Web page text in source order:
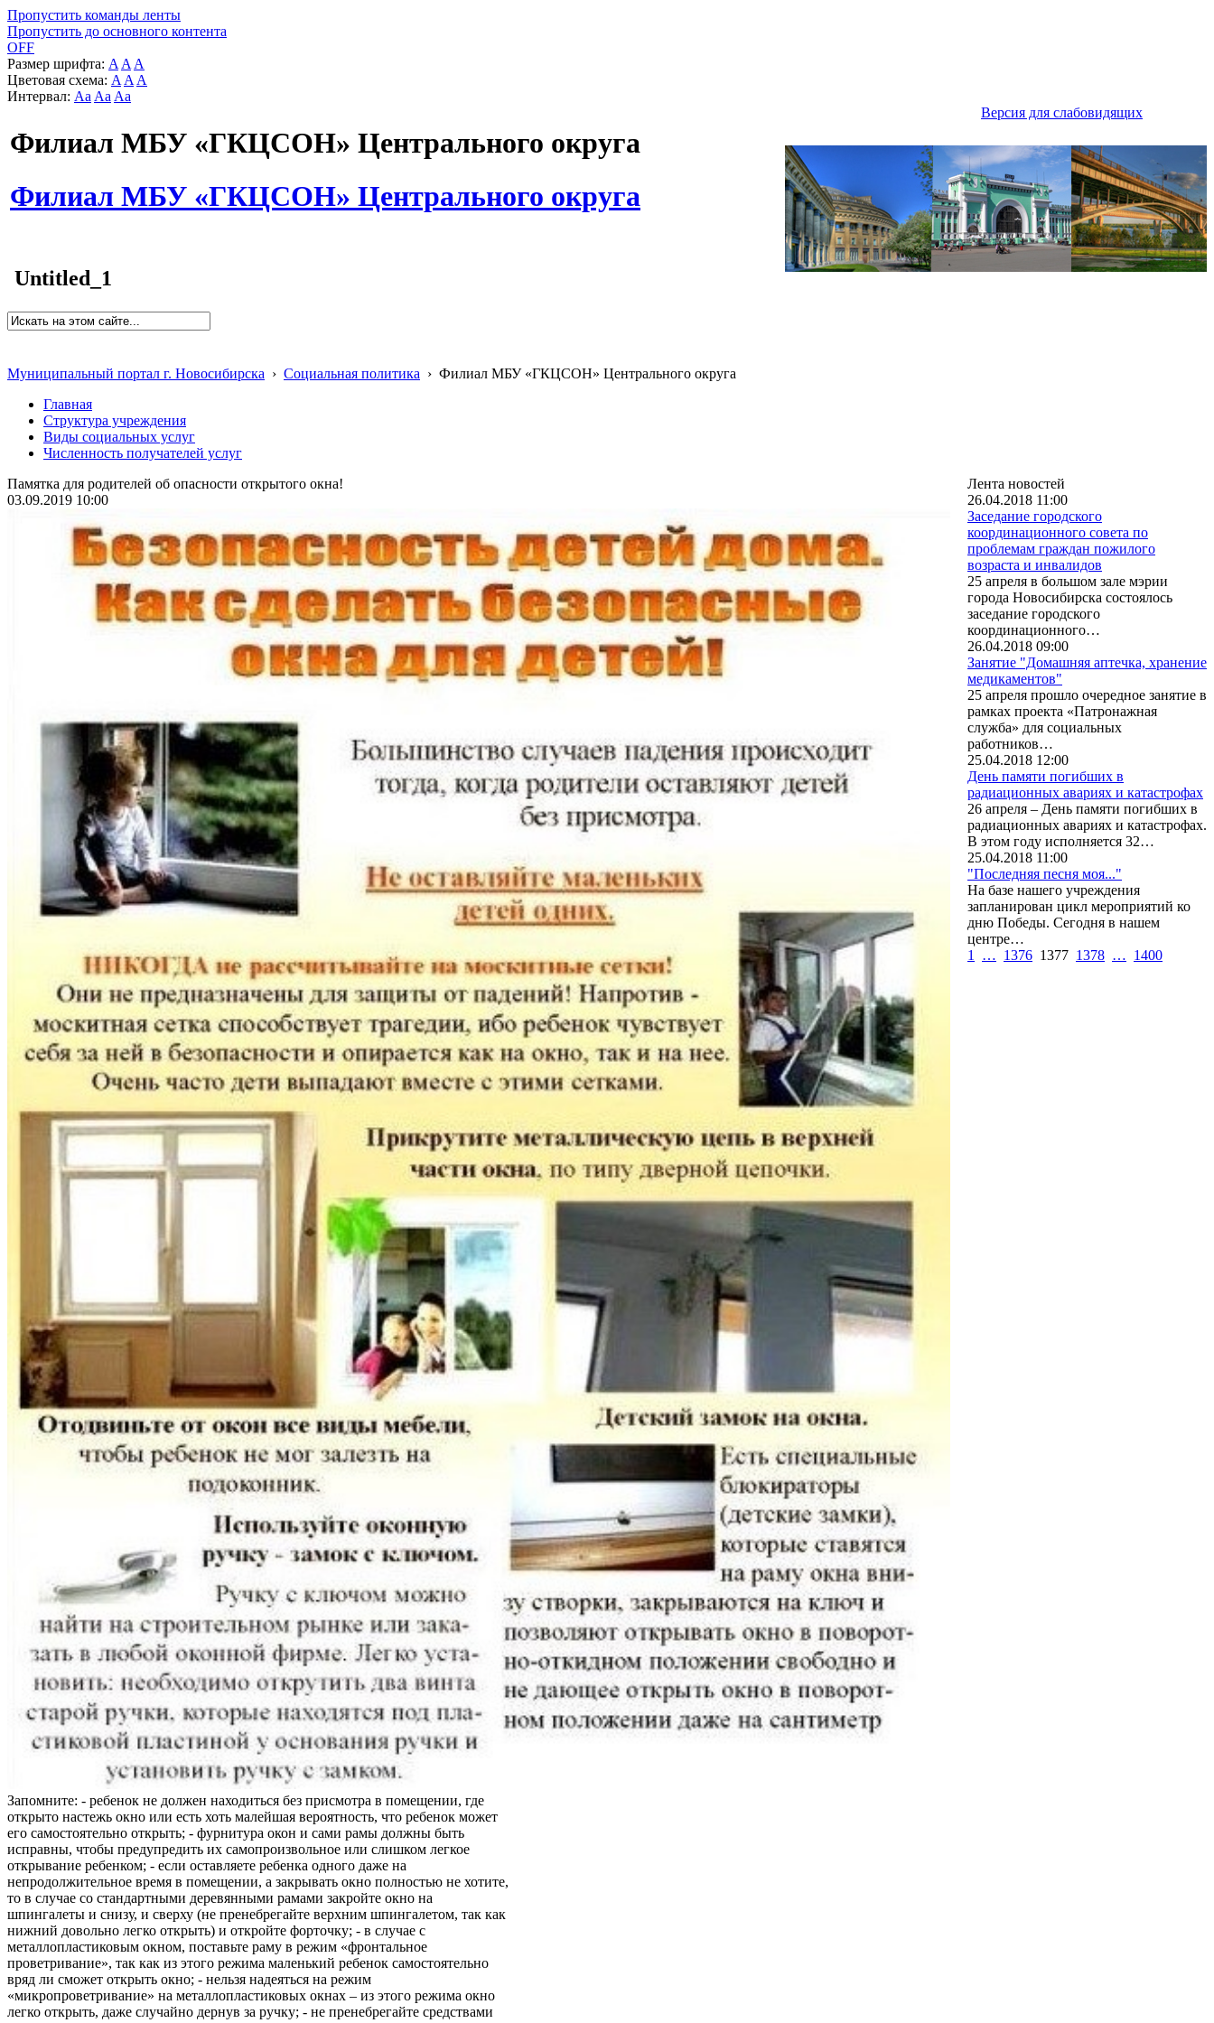
Пропустить команды ленты
Пропустить до основного контента
OFF
Размер шрифта: A A A
Цветовая схема: A A A
Интервал: Aa Aa Aa
Версия для слабовидящих
Филиал МБУ «ГКЦСОН» Центрального округа
Филиал МБУ «ГКЦСОН» Центрального округа
Untitled_1
Муниципальный портал г. Новосибирска › Социальная политика › Филиал МБУ «ГКЦСОН» Центрального округа
Главная
Структура учреждения
Виды социальных услуг
Численность получателей услуг
Памятка для родителей об опасности открытого окна!
03.09.2019 10:00
Запомните: - ребенок не должен находиться без присмотра в помещении, где
открыто настежь окно или есть хоть малейшая вероятность, что ребенок может
его самостоятельно открыть; - фурнитура окон и сами рамы должны быть
исправны, чтобы предупредить их самопроизвольное или слишком легкое
открывание ребенком; - если оставляете ребенка одного даже на
непродолжительное время в помещении, а закрывать окно полностью не хотите,
то в случае со стандартными деревянными рамами закройте окно на
шпингалеты и снизу, и сверху (не пренебрегайте верхним шпингалетом, так как
нижний довольно легко открыть) и откройте форточку; - в случае с
металлопластиковым окном, поставьте раму в режим «фронтальное
проветривание», так как из этого режима маленький ребенок самостоятельно
вряд ли сможет открыть окно; - нельзя надеяться на режим
«микропроветривание» на металлопластиковых окнах – из этого режима окно
легко открыть, даже случайно дернув за ручку; - не пренебрегайте средствами
Лента новостей
26.04.2018 11:00
Заседание городского
координационного совета по
проблемам граждан пожилого
возраста и инвалидов
25 апреля в большом зале мэрии
города Новосибирска состоялось
заседание городского
координационного…
26.04.2018 09:00
Занятие "Домашняя аптечка, хранение
медикаментов"
25 апреля прошло очередное занятие в
рамках проекта «Патронажная
служба» для социальных
работников…
25.04.2018 12:00
День памяти погибших в
радиационных авариях и катастрофах
26 апреля – День памяти погибших в
радиационных авариях и катастрофах.
В этом году исполняется 32…
25.04.2018 11:00
"Последняя песня моя..."
На базе нашего учреждения
запланирован цикл мероприятий ко
дню Победы. Сегодня в нашем
центре…
1
… 1376 1377 1378 … 1400